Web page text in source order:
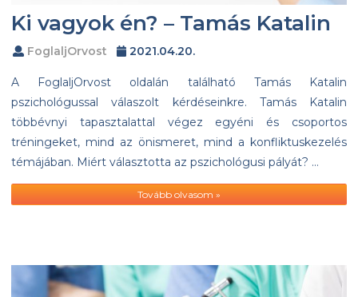
Ki vagyok én? – Tamás Katalin
FoglaljOrvost 2021.04.20.
A FoglaljOrvost oldalán található Tamás Katalin
pszichológussal válaszolt kérdéseinkre. Tamás Katalin
többévnyi tapasztalattal végez egyéni és csoportos
tréningeket, mind az önismeret, mind a konfliktuskezelés
témájában. Miért választotta az pszichológusi pályát? …
Tovább olvasom »